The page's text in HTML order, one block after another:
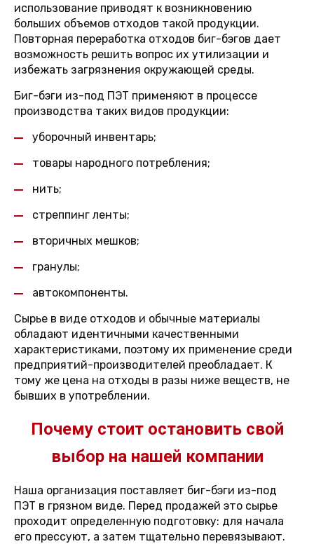
использование приводят к возникновению
больших объемов отходов такой продукции.
Повторная переработка отходов биг-бэгов дает
возможность решить вопрос их утилизации и
избежать загрязнения окружающей среды.
Биг-бэги из-под ПЭТ применяют в процессе
производства таких видов продукции:
уборочный инвентарь;
товары народного потребления;
нить;
стреппинг ленты;
вторичных мешков;
гранулы;
автокомпоненты.
Сырье в виде отходов и обычные материалы
обладают идентичными качественными
характеристиками, поэтому их применение среди
предприятий-производителей преобладает. К
тому же цена на отходы в разы ниже веществ, не
бывших в употреблении.
Почему стоит остановить свой
выбор на нашей компании
Наша организация поставляет биг-бэги из-под
ПЭТ в грязном виде. Перед продажей это сырье
проходит определенную подготовку: для начала
его прессуют, а затем тщательно перевязывают.